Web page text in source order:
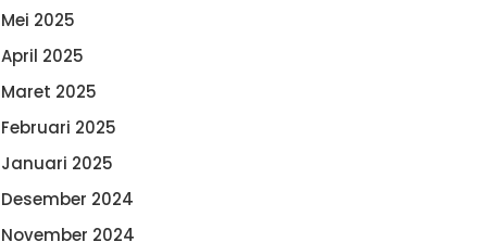
Mei 2025
April 2025
Maret 2025
Februari 2025
Januari 2025
Desember 2024
November 2024